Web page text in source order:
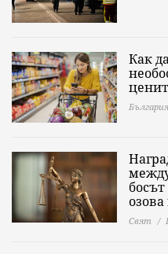
Как
България
Свят